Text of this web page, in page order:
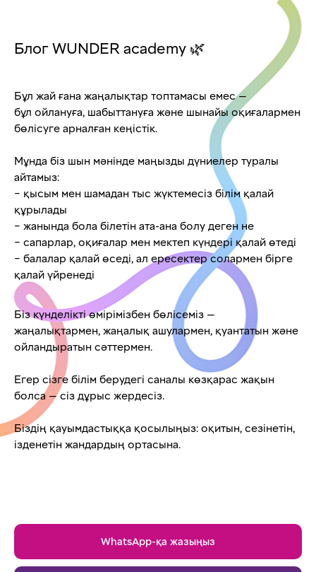
Блог WUNDER academy 🌿
Бұл жай ғана жаңалықтар топтамасы емес —
бұл ойлануға, шабыттануға және шынайы оқиғалармен
бөлісуге арналған кеңістік.
Мұнда біз шын мәнінде маңызды дүниелер туралы
айтамыз:
– қысым мен шамадан тыс жүктемесіз білім қалай
құрылады
– жанында бола білетін ата-ана болу деген не
– сапарлар, оқиғалар мен мектеп күндері қалай өтеді
– балалар қалай өседі, ал ересектер солармен бірге
қалай үйренеді
Біз күнделікті өмірімізбен бөлісеміз —
жаңалықтармен, жаңалық ашулармен, қуантатын және
ойландыратын сәттермен.
Егер сізге білім берудегі саналы көзқарас жақын
болса — сіз дұрыс жердесіз.
Біздің қауымдастыққа қосылыңыз: оқитын, сезінетін,
ізденетін жандардың ортасына.
WhatsApp-қа жазыңыз